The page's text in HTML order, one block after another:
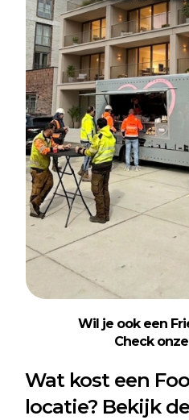
Wil je ook een
Check
Wat kost een
locatie? Bekijk